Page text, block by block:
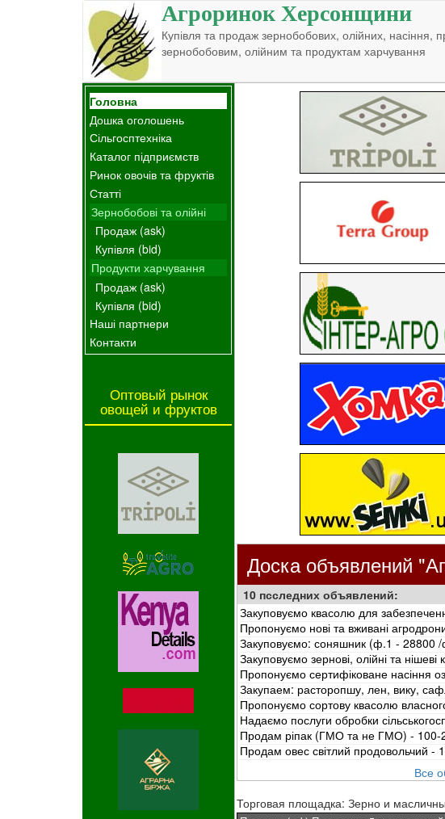
Агроринок Херсонщини
Купівля та продаж зернобобових, олійних, насіння,
зернобобовим, олійним та продуктам харчування
Головна
Дошка оголошень
Сільгосптехніка
Каталог підприємств
Ринок овочів та фруктів
Статті
Зернобобові та олійні
Продаж (ask)
Купівля (bid)
Продукти харчування
Продаж (ask)
Купівля (bid)
Наші партнери
Контакти
Оптовый рынок
овощей и фруктов
Доска объявлений
10 псследних объявлений:
Закуповуємо квасолю для
Пропонуємо нові та вживані
Закуповуємо: соняшник (ф.1 - 28800
Закуповуємо зернові, олійні та
Пропонуємо сертифіковане насіння
Закупаем: расторопшу, лен, вику,
Пропонуємо сортову квасолю
Надаємо послуги обробки
Продам ріпак (ГМО та не ГМО) - 100-
Продам овес світлий продовольчий -
Все
Торговая площадка: Зерно и